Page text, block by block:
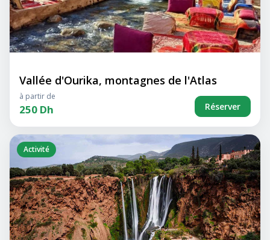
Vallée d'Ourika, montagnes de l'Atlas
à partir de
250 Dh Réserver
Activité